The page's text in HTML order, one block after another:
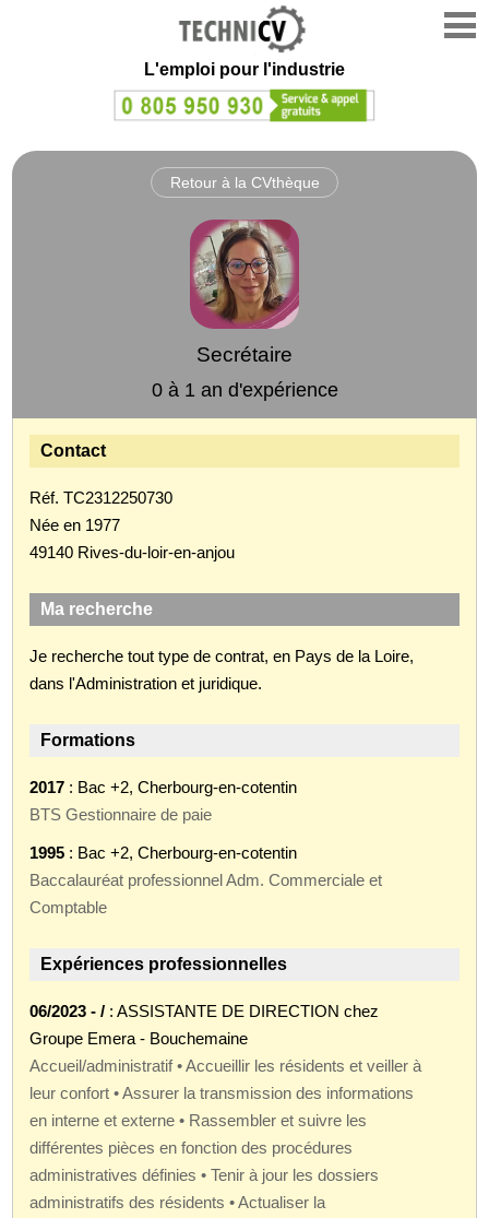
L'emploi pour l'industrie
Retour à la CVthèque
Secrétaire
0 à 1 an d'expérience
Contact
Réf. TC2312250730
Née en 1977
49140 Rives-du-loir-en-anjou
Ma recherche
Je recherche tout type de contrat, en Pays de la Loire,
dans l'Administration et juridique.
Formations
2017 : Bac +2, Cherbourg-en-cotentin
BTS Gestionnaire de paie
1995 : Bac +2, Cherbourg-en-cotentin
Baccalauréat professionnel Adm. Commerciale et
Comptable
Expériences professionnelles
06/2023 - / : ASSISTANTE DE DIRECTION chez
Groupe Emera - Bouchemaine
Accueil/administratif • Accueillir les résidents et veiller à
leur confort • Assurer la transmission des informations
en interne et externe • Rassembler et suivre les
différentes pièces en fonction des procédures
administratives définies • Tenir à jour les dossiers
administratifs des résidents • Actualiser la